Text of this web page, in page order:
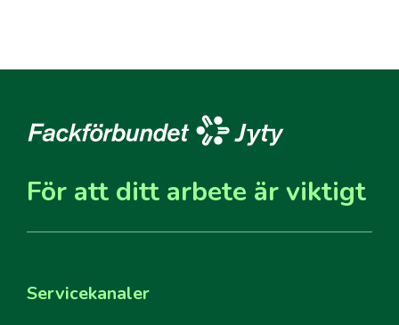
För att ditt arbete är viktigt
Servicekanaler